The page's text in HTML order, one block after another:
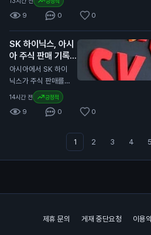
중요한 의미를 가집니
는 만큼, 향후 USDC
의 안정성과 유통량
증가가 기대됩니다.
이는 투자자들의 자산
가치에도 긍정적인 영
향을 미칠 수 있습니
를 포함합니다. 이는
유럽 내 가상자산 사
높이기 위한 노력으로
해석됩니다. 이번 발
표는 일반 투자자에게
중요합니다. 유럽의
규제가 강화되면 스테
이블코인과 같은 가상
자산의 사용에 영향을
라서 투자자들은 이러
클라우드플레어는 킥
서프를 단 12주 만에
개발했습니다. 이 브
라우저는 AI 에이전트
가 웹을 더 효율적으
로 탐색하도록 돕습니
다. 기존의 크롬 브라
파워를 사용하여 비용
을 절감할 수 있습니
프를 사용해 웹사이트
작성하며, 다른 브라
브라우저의 출시는 AI
중요한 의미를 가집니
했습니다. 이 모델은
Grok 웹사이트와 iO
S 및 Android 앱에서
사용할 수 있습니다.
사용자는 보다 정밀한
이미지 편집과 템플릿
기능을 이용할 수 있
습니다. Imagine Im
age 2.0은 디자인,
사진, 일러스트레이션
델은 텍스트를 이미지
로 변환하는 기능에서
계획 중이지만, 아직
일반 사용자에게 이
9 0 0
SK 하이닉스, 아시
아 주식 판매 기록
경신 주도
N
아시아에서 SK 하이
닉스가 주식 판매를
이끌며 7월에 830억
달러(약 11조 1,000억
원) 이상의 자금을 모
니다. SK 하이닉스는
국 기업이 미국 증시
14시간 전 긍정적
9 0 0
1 2 3 4 5
제휴 문의 게재 중단요청 이용